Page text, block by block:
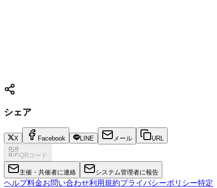
シェア
X Facebook LINE メール URL
QRコード
主催・共催者に連絡 システム管理者に報告
ヘルプ料金お問い合わせ利用規約プライバシーポリシー特定